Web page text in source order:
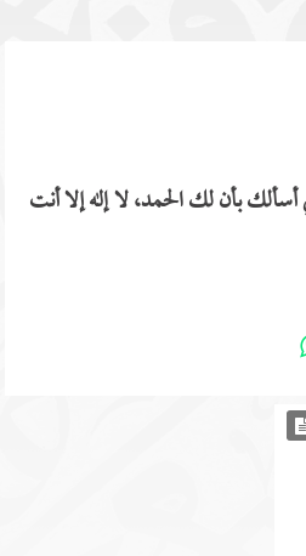
بأن لك الحمد، لا إله إلا أنت